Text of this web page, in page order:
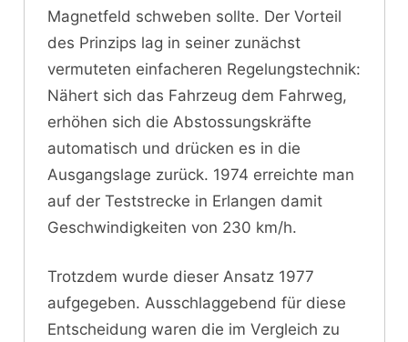
Magnetfeld schweben sollte. Der Vorteil
des Prinzips lag in seiner zunächst
vermuteten einfacheren Regelungstechnik:
Nähert sich das Fahrzeug dem Fahrweg,
erhöhen sich die Abstossungskräfte
automatisch und drücken es in die
Ausgangslage zurück. 1974 erreichte man
auf der Teststrecke in Erlangen damit
Geschwindigkeiten von 230 km/h.
Trotzdem wurde dieser Ansatz 1977
aufgegeben. Ausschlaggebend für diese
Entscheidung waren die im Vergleich zu